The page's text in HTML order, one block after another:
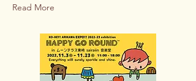
Read More